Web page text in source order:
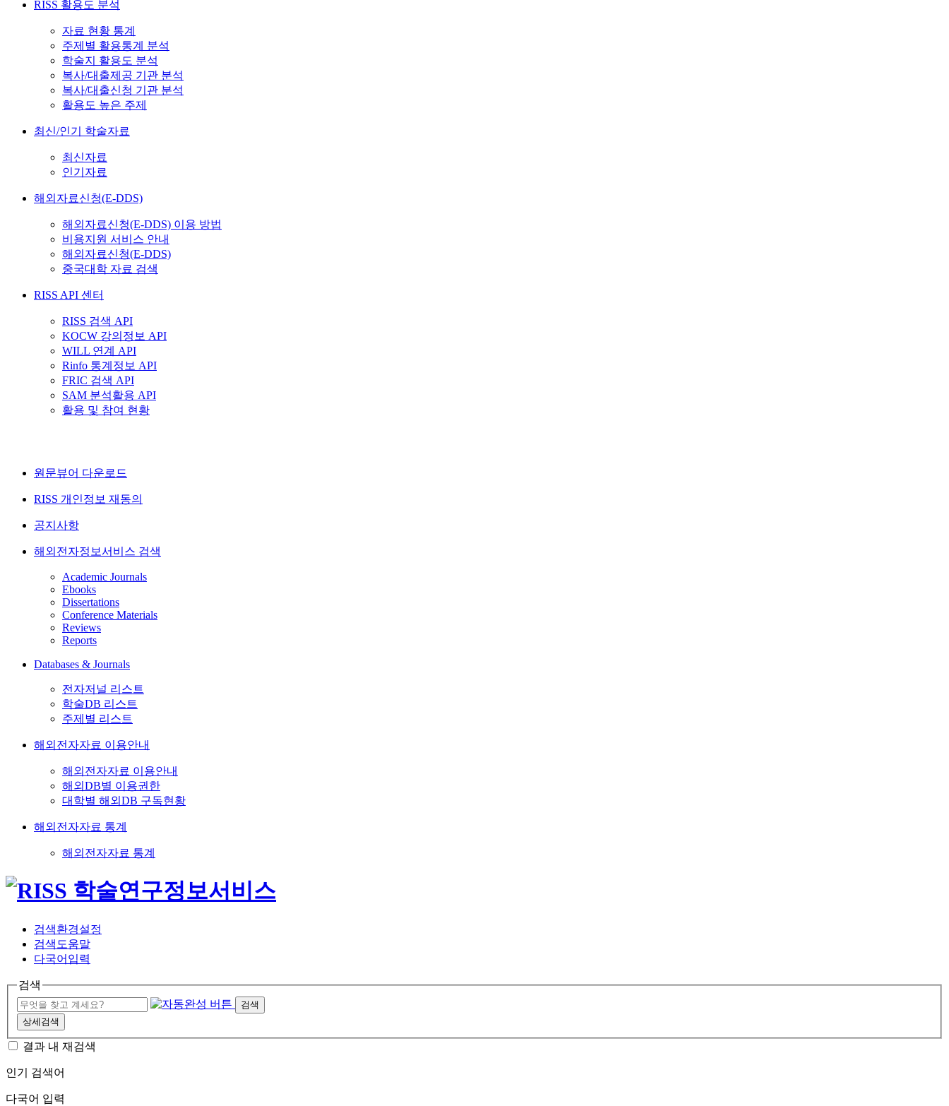
RISS 활용도 분석
자료 현황 통계
주제별 활용통계 분석
학술지 활용도 분석
복사/대출제공 기관 분석
복사/대출신청 기관 분석
활용도 높은 주제
최신/인기 학술자료
최신자료
인기자료
해외자료신청(E-DDS)
해외자료신청(E-DDS) 이용 방법
비용지원 서비스 안내
해외자료신청(E-DDS)
중국대학 자료 검색
RISS API 센터
RISS 검색 API
KOCW 강의정보 API
WILL 연계 API
Rinfo 통계정보 API
FRIC 검색 API
SAM 분석활용 API
활용 및 참여 현황
원문뷰어 다운로드
RISS 개인정보 재동의
공지사항
해외전자정보서비스 검색
Academic Journals
Ebooks
Dissertations
Conference Materials
Reviews
Reports
Databases & Journals
전자저널 리스트
학술DB 리스트
주제별 리스트
해외전자자료 이용안내
해외전자자료 이용안내
해외DB별 이용권한
대학별 해외DB 구독현황
해외전자자료 통계
해외전자자료 통계
검색환경설정
검색도움말
다국어입력
검색
검색
상세검색
결과 내 재검색
인기 검색어
다국어 입력